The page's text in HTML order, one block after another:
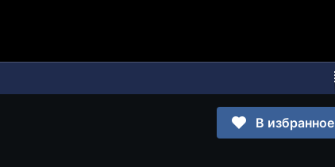
В избранное